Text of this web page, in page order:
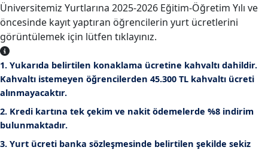
Üniversitemiz Yurtlarına 2025-2026 Eğitim-Öğretim Yılı ve
öncesinde kayıt yaptıran öğrencilerin yurt ücretlerini
görüntülemek için lütfen tıklayınız.
1. Yukarıda belirtilen konaklama ücretine kahvaltı dahildir.
Kahvaltı istemeyen öğrencilerden 45.300 TL kahvaltı ücreti
alınmayacaktır.
2. Kredi kartına tek çekim ve nakit ödemelerde %8 indirim
bulunmaktadır.
3. Yurt ücreti banka sözleşmesinde belirtilen şekilde sekiz